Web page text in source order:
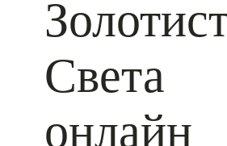
Света
онлайн